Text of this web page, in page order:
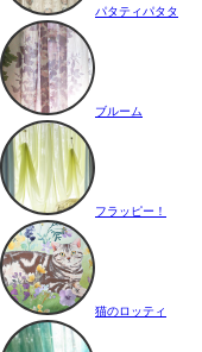
パタティパタタ
ブルーム
フラッピー！
猫のロッティ